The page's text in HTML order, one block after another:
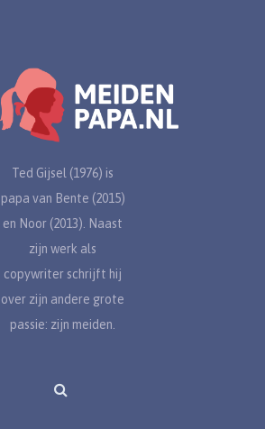
Ted Gijsel (1976) is
papa van Bente (2015)
en Noor (2013). Naast
zijn werk als
copywriter schrijft hij
over zijn andere grote
passie: zijn meiden.